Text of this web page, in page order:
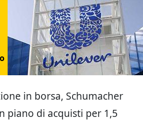
in borsa, Schumacher
piano di acquisti per 1,5